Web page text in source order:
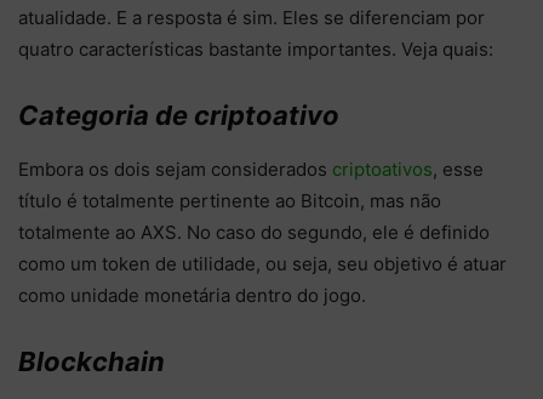
atualidade. E a resposta é sim. Eles se diferenciam por
quatro características bastante importantes. Veja quais:
Categoria de criptoativo
Embora os dois sejam considerados criptoativos, esse
título é totalmente pertinente ao Bitcoin, mas não
totalmente ao AXS. No caso do segundo, ele é definido
como um token de utilidade, ou seja, seu objetivo é atuar
como unidade monetária dentro do jogo.
Blockchain